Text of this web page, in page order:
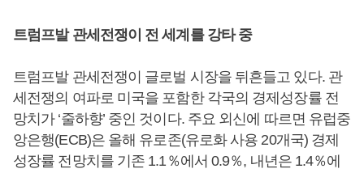
트럼프발 관세전쟁이 전 세계를 강타 중
트럼프발 관세전쟁이 글로벌 시장을 뒤흔들고 있다. 관
세전쟁의 여파로 미국을 포함한 각국의 경제성장률 전
망치가 ‘줄하향’ 중인 것이다. 주요 외신에 따르면 유럽중
앙은행(ECB)은 올해 유로존(유로화 사용 20개국) 경제
성장률 전망치를 기존 1.1％에서 0.9％, 내년은 1.4％에